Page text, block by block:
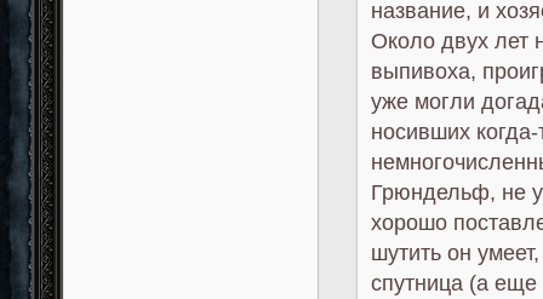
название, и
Около двух лет
выпивоха,
уже могли
носивших
Грюндельф, не
хорошо
шутить он
спутница (а еще